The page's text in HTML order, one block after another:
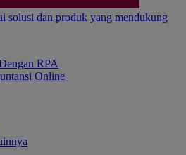
solusi dan produk yang mendukung
RPA
Online